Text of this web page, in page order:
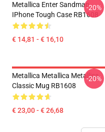
Metallica Enter Sandman
IPhone Tough Case RB1608
€ 14,81 - € 16,10
-20%
Metallica Metallica Metallica
Classic Mug RB1608
€ 23,00 - € 26,68
-20%